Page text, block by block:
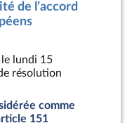
de l’accord
le lundi 15
résolution
comme
151